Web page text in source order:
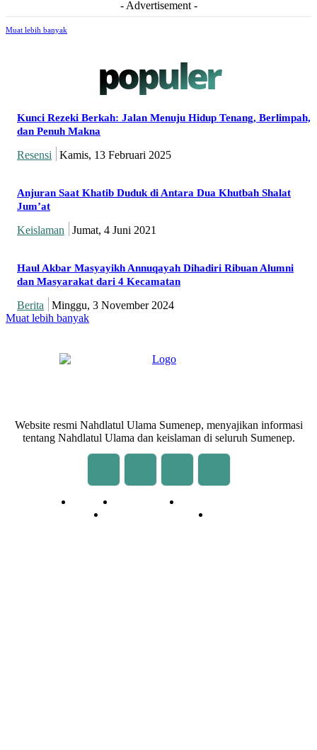
- Advertisement -
Muat lebih banyak
populer
Kunci Rezeki Berkah: Jalan Menuju Hidup Tenang, Berlimpah,
dan Penuh Makna
Resensi Kamis, 13 Februari 2025
Anjuran Saat Khatib Duduk di Antara Dua Khutbah Shalat
Jum’at
Keislaman Jumat, 4 Juni 2021
Haul Akbar Masyayikh Annuqayah Dihadiri Ribuan Alumni
dan Masyarakat dari 4 Kecamatan
Berita
Minggu, 3 November 2024
Muat lebih banyak
Website resmi Nahdlatul Ulama Sumenep, menyajikan informasi
tentang Nahdlatul Ulama dan keislaman di seluruh Sumenep.
Redaksi Kontak Kami
Pedoman Media Siber